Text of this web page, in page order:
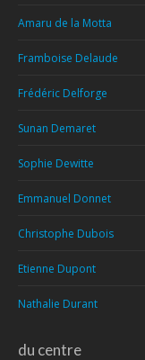
Amaru de la Motta
Framboise Delaude
Frédéric Delforge
Sunan Demaret
Sophie Dewitte
Emmanuel Donnet
Christophe Dubois
Etienne Dupont
Nathalie Durant
du centre